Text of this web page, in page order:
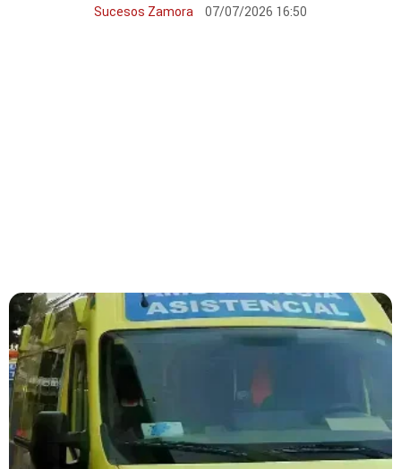
Sucesos Zamora 07/07/2026 16:50